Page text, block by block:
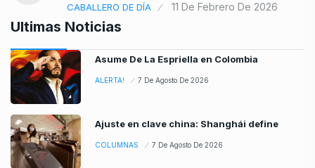
CABALLERO DE DÍA
11 De Febrero De 2026
Ultimas Noticias
Asume De La Espriella en Colombia
ALERTA! 7 De Agosto De 2026
Ajuste en clave china: Shanghái define
COLUMNAS 7 De Agosto De 2026